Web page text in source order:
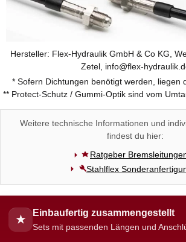
Hersteller: Flex-Hydraulik GmbH & Co KG,
Zetel, info@flex-
* Sofern Dichtungen benötigt werden, liegen
** Protect-Schutz / Gummi-Optik sind vom
Weitere technische Informationen und
findest du hier:
Ratgeber
Stahlflex
★
Einbaufertig zusammengestellt
Sets mit passenden Längen und